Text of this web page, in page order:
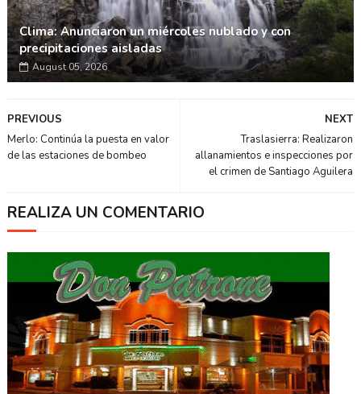
Clima: Anunciaron un miércoles nublado y con
precipitaciones aisladas
August 05, 2026
NEXT
Traslasierra: Realizaron
allanamientos e inspecciones por
el crimen de Santiago Aguilera
PREVIOUS
Merlo: Continúa la puesta en valor
de las estaciones de bombeo
REALIZA UN COMENTARIO